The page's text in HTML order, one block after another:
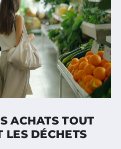
ACHATS TOUT
LES DÉCHETS